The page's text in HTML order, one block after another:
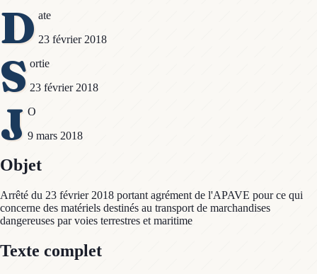
D ate
23 février 2018
S ortie
23 février 2018
J O
9 mars 2018
Objet
Arrêté du 23 février 2018 portant agrément de l'APAVE pour ce qui
concerne des matériels destinés au transport de marchandises
dangereuses par voies terrestres et maritime
Texte complet